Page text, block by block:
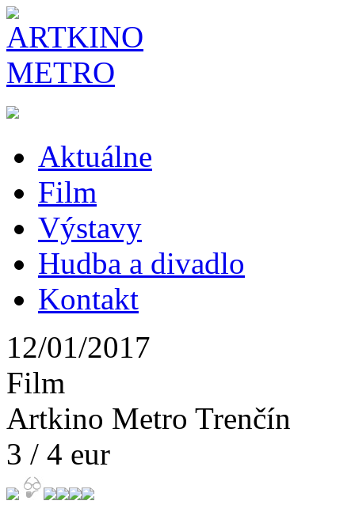
Aktuálne
Film
Výstavy
Hudba a divadlo
Kontakt
12/01/2017
Film
Artkino Metro Trenčín
3 / 4 eur